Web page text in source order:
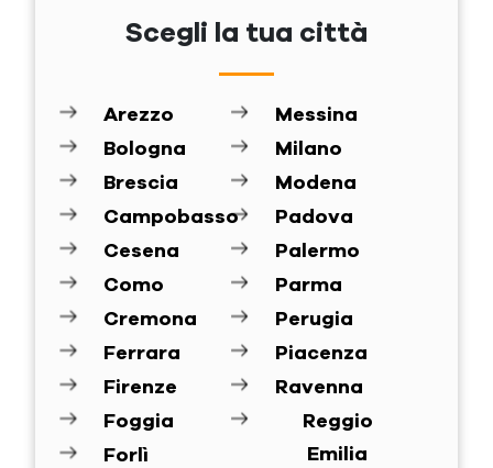
Scegli la tua città
Arezzo
Bologna
Brescia
Campobasso
Cesena
Como
Cremona
Ferrara
Firenze
Foggia
Forlì
Messina
Milano
Modena
Padova
Palermo
Parma
Perugia
Piacenza
Ravenna
Reggio
Emilia